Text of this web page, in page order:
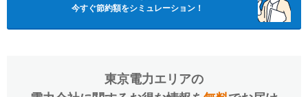
・「エバーグリーン（電気料金お知らせ）」のアカウントを友だち登録
していただくと、エバーグリーン・リテイリングからキャンペーン等の
※郵送でのお知らせを希望される場合、書面発行手数料140円/通（税
込）がかかりますのでご注意ください。エネチェンジではLINEで電気
※「@enechange.co.jp および @enechange.jp」からのメールが受信できるよ
・エネチェンジのオンラインサービス経由以外から申し込みされた場合。
・既に対象プランをご契約中の場合。
・電気を使用開始した日から12カ月以内に契約を解約をされた場合。
（※）毎月のご請求金額、ご使用量、口座振替日等のご情報をお送りし
発行を取り止めさせていただきます。取り止めさせていただいたお客さ
グリーン・リテイリング」に申し込んだ方に、
ご利用中のすべての方が対象となり、別途お申し込みは不要です。
のHPをご確認ください。
・本サービスのご提供対象エリアは全国です（沖縄、一部離島を除く）
器の取り外し等の処置となります。
今すぐ節約額をシミュレーション！
東京電力エリアの